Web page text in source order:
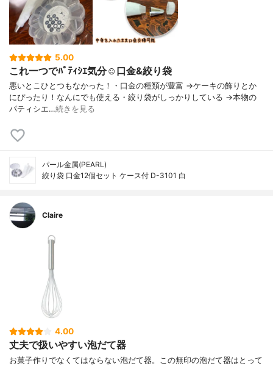
5.00
これ一つでﾊﾟﾃｨｼｴ気分☺️口金&絞り袋
悪いとこひとつもなかった！・口金の種類が豊富 →ケーキの飾りとか
にぴったり！なんにでも使える・絞り袋がしっかりしている →本物の
パティシエ…続きを見る
パール金属(PEARL)
絞り袋 口金12個セット ケース付 D-3101 白
Claire
4.00
丈夫で扱いやすい泡だて器
お菓子作りでなくてはならない泡だて器。この無印の泡だて器はとって